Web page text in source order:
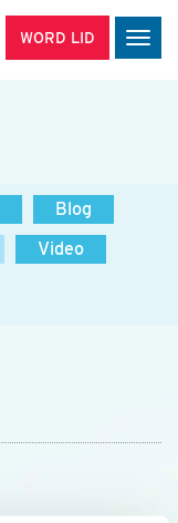
WORD LID
Blog
Video